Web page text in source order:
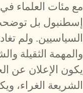
مع مئات العلماء
إسطنبول بل
السياسيين. ولم
والمهمة الثقيلة
يكون الإعلان عن
الشريعة الغراء،